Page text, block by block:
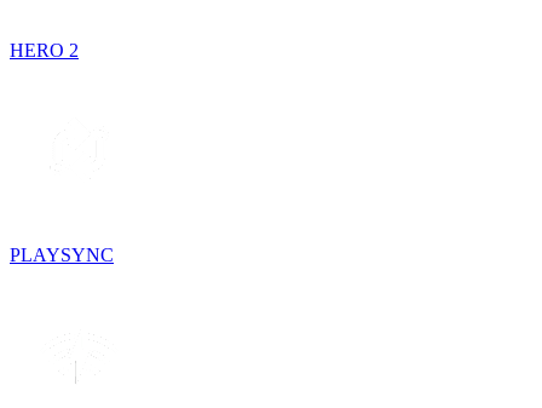
HERO 2
PLAYSYNC